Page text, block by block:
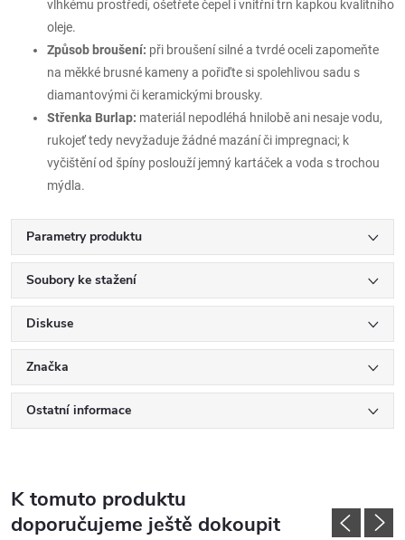
vlhkému prostředí, ošetřete čepel i vnitřní trn kapkou kvalitního
oleje.
Způsob broušení: při broušení silné a tvrdé oceli zapomeňte
na měkké brusné kameny a pořiďte si spolehlivou sadu s
diamantovými či keramickými brousky.
Střenka Burlap: materiál nepodléhá hnilobě ani nesaje vodu,
rukojeť tedy nevyžaduje žádné mazání či impregnaci; k
vyčištění od špíny poslouží jemný kartáček a voda s trochou
mýdla.
Parametry produktu
Soubory ke stažení
Diskuse
Značka
Ostatní informace
K tomuto produktu
doporučujeme ještě dokoupit